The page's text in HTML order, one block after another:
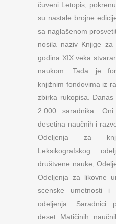
čuveni Letopis,
su nastale brojne
sa naglašenom
nosila naziv Knjige
godina XIX veka
naukom. Tada je
knjižnim fondovima iz
zbirka rukopisa.
2.000 saradnika.
desetina naučnih i
Odeljenja za
Leksikografskog
društvene nauke,
Odeljenja za likovne
scenske umetnosti i
odeljenja. Saradnici
deset Matičinih